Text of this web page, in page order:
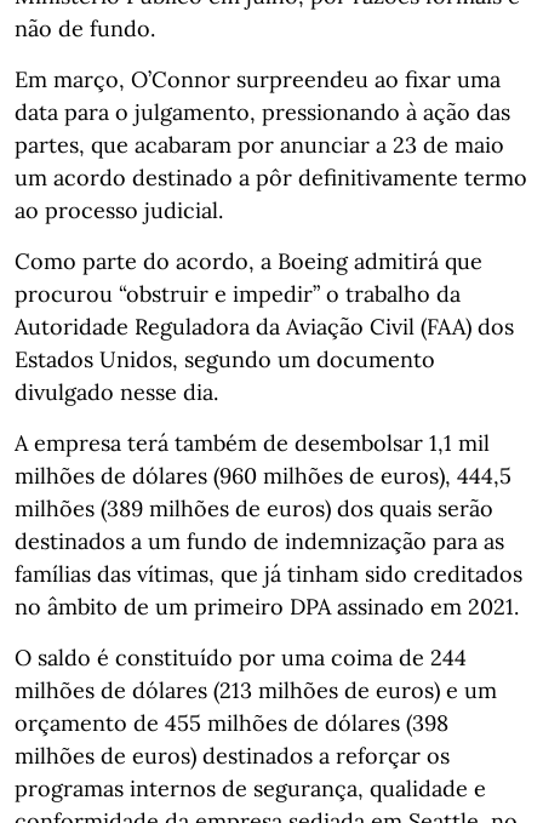
não de fundo.
Em março, O’Connor surpreendeu ao fixar uma
data para o julgamento, pressionando à ação das
partes, que acabaram por anunciar a 23 de maio
um acordo destinado a pôr definitivamente termo
ao processo judicial.
Como parte do acordo, a Boeing admitirá que
procurou “obstruir e impedir” o trabalho da
Autoridade Reguladora da Aviação Civil (FAA) dos
Estados Unidos, segundo um documento
divulgado nesse dia.
A empresa terá também de desembolsar 1,1 mil
milhões de dólares (960 milhões de euros), 444,5
milhões (389 milhões de euros) dos quais serão
destinados a um fundo de indemnização para as
famílias das vítimas, que já tinham sido creditados
no âmbito de um primeiro DPA assinado em 2021.
O saldo é constituído por uma coima de 244
milhões de dólares (213 milhões de euros) e um
orçamento de 455 milhões de dólares (398
milhões de euros) destinados a reforçar os
programas internos de segurança, qualidade e